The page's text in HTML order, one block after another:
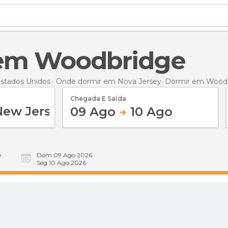
Woodbridge
Unidos Onde dormir em Nova Jersey Dormir em
Chegada E Saída
09 Ago 10 Ago
Dom 09 Ago 2026
Seg 10 Ago 2026